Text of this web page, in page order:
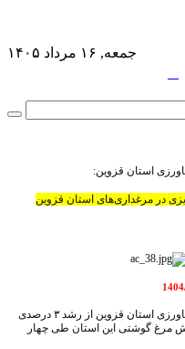
جمعه, ۱۶ مرداد ۱۴۰۵
استان قزوین:
مدیر طیور سازمان جهاد کشاورزی استان قزوین از رشد ۳ درصدی
مرغ گوشتی این استان طی چهار